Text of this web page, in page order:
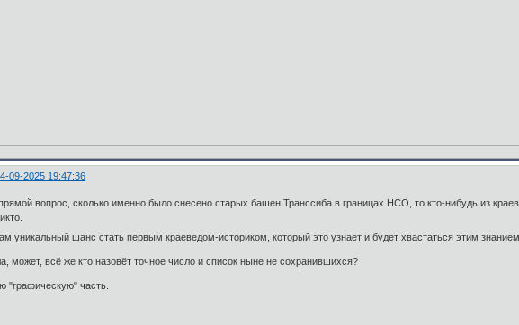
09-2025 19:47:36
вопрос, сколько именно было снесено старых башен Транссиба в границах НСО, то кто-нибудь из
уникальный шанс стать первым краеведом-историком, который это узнает и будет хвастаться этим
может, всё же кто назовёт точное число и список ныне не сохранившихся?
"графическую" часть.